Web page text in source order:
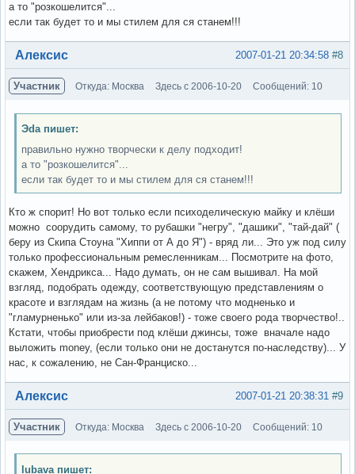
а то "розкошелится"...
если так будет то и мы стилем для ся станем!!!
Вне форума #8
2007-01-21 20:34:58
Алексис
Участник Откуда: Москва Здесь с 2006-10-20 Сообщений: 10
Эda пишет:
правильно нужно творчески к делу подходит!
а то "розкошелится"...
если так будет то и мы стилем для ся станем!!!
Кто ж спорит! Но вот только если психоделическую майку и клёши
можно соорудить самому, то рубашки "негру", "дашики", "тай-дай" (
беру из Скипа Стоуна "Хиппи от А до Я") - вряд ли... Это уж под силу
только профессиональным ремесленникам... Посмотрите на фото,
скажем, Хендрикса... Надо думать, он не сам вышивал. На мой
взгляд, подобрать одежду, соответствующую представлениям о
красоте и взглядам на жизнь (а не потому что модненько и
"гламурненько" или из-за лейбаков!) - тоже своего рода творчество!..
Кстати, чтобы приобрести под клёши джинсы, тоже вначале надо
выложить money, (если только они не достанутся по-наследству)... У
нас, к сожалению, не Сан-Франциско...
Вне форума #9
2007-01-21 20:38:31
Алексис
Участник Откуда: Москва Здесь с 2006-10-20 Сообщений: 10
lubava пишет: